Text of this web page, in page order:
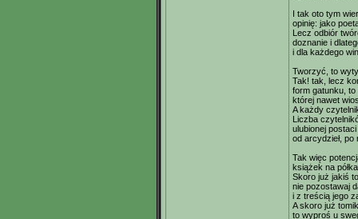
I tak oto tym
opinię: jako
Lecz odbiór
doznanie i
i dla każdego
Tworzyć, to
Tak! tak, lecz
form gatunku,
której nawet
A każdy
Liczba
ulubionej
od arcydzieł,
Tak więc
książek na
Skoro już jakiś
nie pozostawaj
i z treścią jego
A skoro już
to wyproś u